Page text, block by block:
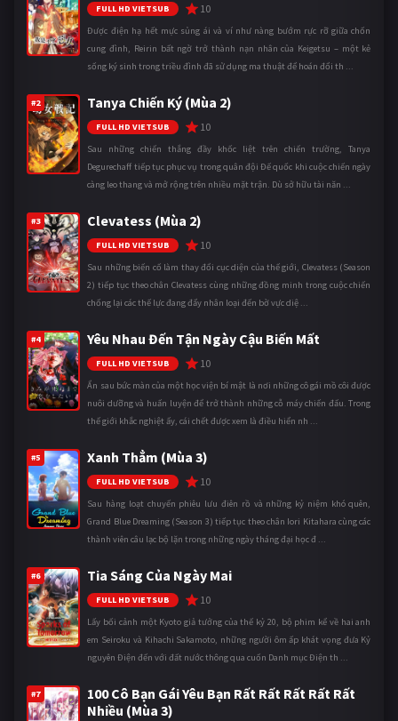
FULL HD VIETSUB 10
Được điện hạ hết mực sủng ái và ví như nàng bướm rực rỡ giữa chốn
cung đình, Reirin bất ngờ trở thành nạn nhân của Keigetsu – một kẻ
sống ký sinh trong triều đình đã sử dụng ma thuật để hoán đổi th ...
#2 Tanya Chiến Ký (Mùa 2)
FULL HD VIETSUB 10
Sau những chiến thắng đầy khốc liệt trên chiến trường, Tanya
Degurechaff tiếp tục phục vụ trong quân đội Đế quốc khi cuộc chiến ngày
càng leo thang và mở rộng trên nhiều mặt trận. Dù sở hữu tài năn ...
#3 Clevatess (Mùa 2)
FULL HD VIETSUB 10
Sau những biến cố làm thay đổi cục diện của thế giới, Clevatess (Season
2) tiếp tục theo chân Clevatess cùng những đồng minh trong cuộc chiến
chống lại các thế lực đang đẩy nhân loại đến bờ vực diệ ...
#4 Yêu Nhau Đến Tận Ngày Cậu Biến Mất
FULL HD VIETSUB 10
Ẩn sau bức màn của một học viện bí mật là nơi những cô gái mồ côi được
nuôi dưỡng và huấn luyện để trở thành những cỗ máy chiến đấu. Trong
thế giới khắc nghiệt ấy, cái chết được xem là điều hiển nh ...
#5 Xanh Thẳm (Mùa 3)
FULL HD VIETSUB 10
Sau hàng loạt chuyến phiêu lưu điên rồ và những kỷ niệm khó quên,
Grand Blue Dreaming (Season 3) tiếp tục theo chân Iori Kitahara cùng các
thành viên câu lạc bộ lặn trong những ngày tháng đại học đ ...
#6 Tia Sáng Của Ngày Mai
FULL HD VIETSUB 10
Lấy bối cảnh một Kyoto giả tưởng của thế kỷ 20, bộ phim kể về hai anh
em Seiroku và Kihachi Sakamoto, những người ôm ấp khát vọng đưa Kỷ
nguyên Điện đến với đất nước thông qua cuốn Danh mục Điện th ...
#7
100 Cô Bạn Gái Yêu Bạn Rất Rất Rất Rất Rất
Nhiều (Mùa 3)